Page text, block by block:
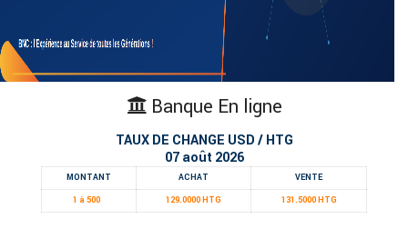
Banque En ligne
TAUX DE CHANGE USD / HTG
07 août 2026
MONTANT ACHAT
VENTE
1 à 500
129.0000 HTG 131.5000 HTG